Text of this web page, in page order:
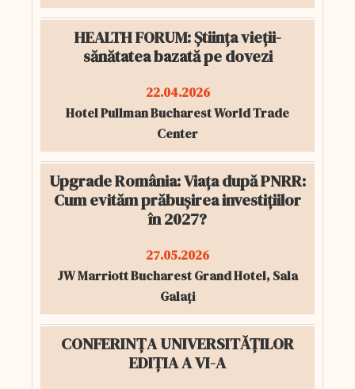
HEALTH FORUM: Știința vieții-
sănătatea bazată pe dovezi
22.04.2026
Hotel Pullman Bucharest World Trade
Center
Upgrade România: Viața după PNRR:
Cum evităm prăbușirea investițiilor
în 2027?
27.05.2026
JW Marriott Bucharest Grand Hotel, Sala
Galați
CONFERINȚA UNIVERSITĂȚILOR
EDIȚIA A VI-A